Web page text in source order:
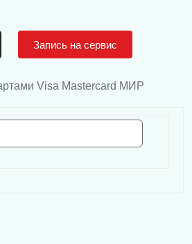
Запись на сервис